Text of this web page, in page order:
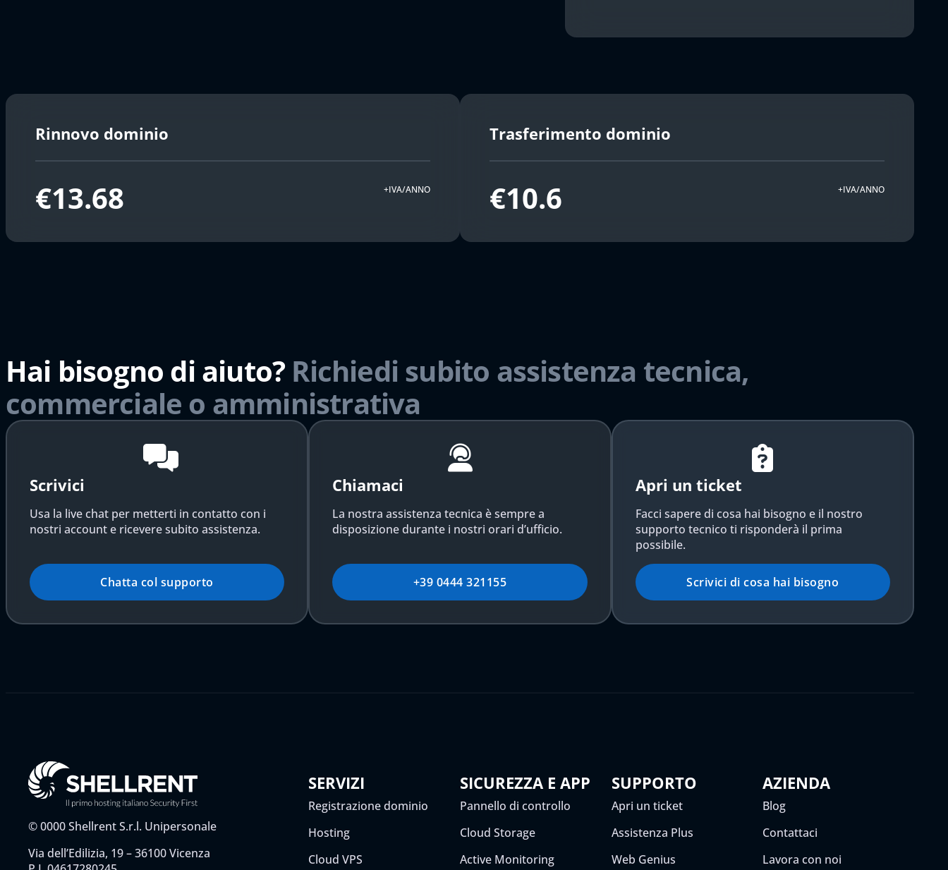
Rinnovo dominio
€13.68 +IVA/ANNO
Trasferimento dominio
€10.6 +IVA/ANNO
Hai bisogno di aiuto? Richiedi subito assistenza tecnica,
commerciale o amministrativa
Scrivici
Usa la live chat per metterti in contatto con i
nostri account e ricevere subito assistenza.
Chatta col supporto
Chiamaci
La nostra assistenza tecnica è sempre a
disposizione durante i nostri orari d’ufficio.
+39 0444 321155
Apri un ticket
Facci sapere di cosa hai bisogno e il nostro
supporto tecnico ti risponderà il prima
possibile.
Scrivici di cosa hai bisogno
©0000Shellrent S.r.l. Unipersonale
Via dell’Edilizia, 19 – 36100 Vicenza
SERVIZI
Registrazione dominio
Hosting
Cloud VPS
SICUREZZA E APP
Pannello di controllo
Cloud Storage
Active Monitoring
SUPPORTO
Apri un ticket
Assistenza Plus
Web Genius
AZIENDA
Blog
Contattaci
Lavora con noi